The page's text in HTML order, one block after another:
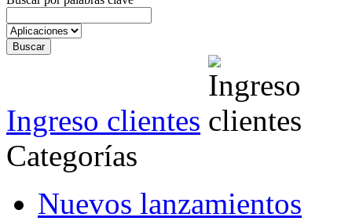
Ingreso clientes
Categorías
Nuevos lanzamientos